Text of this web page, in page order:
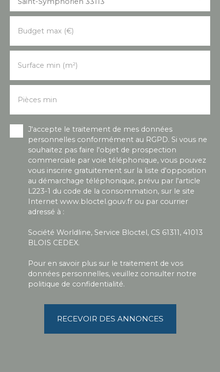
Budget max (€)
Surface min (m²)
Pièces min
J'accepte le traitement de mes données
personnelles conformément au RGPD. Si vous ne
souhaitez pas faire l'objet de prospection
commerciale par voie téléphonique, vous pouvez
vous inscrire gratuitement sur la liste d'opposition
au démarchage téléphonique, prévu par l'article
L223-1 du code de la consommation, sur le site
Internet www.bloctel.gouv.fr ou par courrier
adressé à :
Société Worldline, Service Bloctel, CS 61311, 41013
BLOIS CEDEX.
Pour en savoir plus sur le traitement de vos
données personnelles, veuillez consulter notre
politique de confidentialité.
RECEVOIR DES ANNONCES